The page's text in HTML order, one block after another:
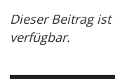
Dieser Beitrag
verfügbar.